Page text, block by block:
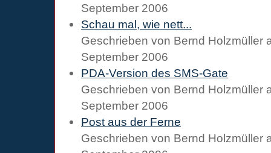
September 2006
Schau mal, wie nett...
Geschrieben von Bernd Holzmüller
September 2006
PDA-Version des SMS-Gate
Geschrieben von Bernd Holzmüller
September 2006
Post aus der Ferne
Geschrieben von Bernd Holzmüller